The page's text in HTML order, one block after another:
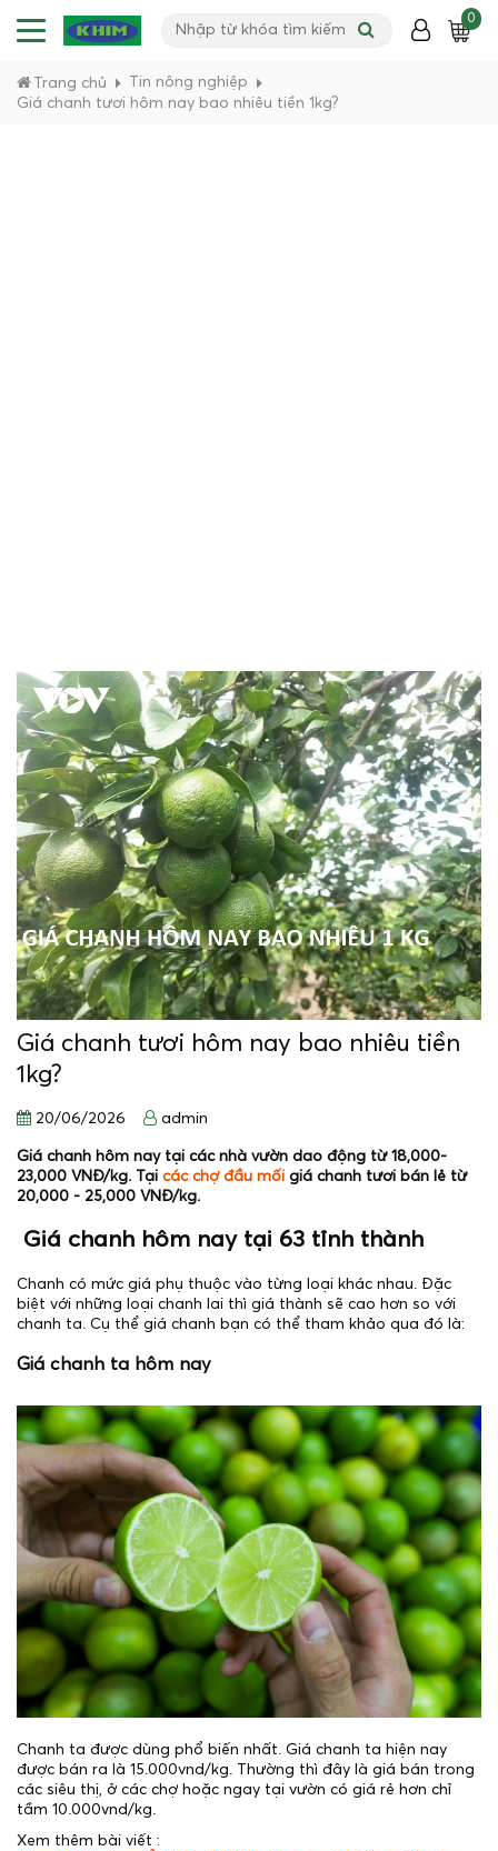
0
Trang chủ
Tin nông nghiệp
Giá chanh tươi hôm nay bao nhiêu tiền 1kg?
Giá chanh tươi hôm nay bao nhiêu tiền
1kg?
20/06/2026 admin
Giá chanh hôm nay tại các nhà vườn dao động từ 18,000-
23,000 VNĐ/kg. Tại các chợ đầu mối giá chanh tươi bán lẻ từ
20,000 - 25,000 VNĐ/kg.
Giá chanh hôm nay tại 63 tỉnh thành
Chanh có mức giá phụ thuộc vào từng loại khác nhau. Đặc
biệt với những loại chanh lai thì giá thành sẽ cao hơn so với
chanh ta. Cụ thể giá chanh bạn có thể tham khảo qua đó là:
Giá chanh ta hôm nay
Chanh ta được dùng phổ biến nhất. Giá chanh ta hiện nay
được bán ra là 15.000vnd/kg. Thường thì đây là giá bán trong
các siêu thị, ở các chợ hoặc ngay tại vườn có giá rẻ hơn chỉ
tầm 10.000vnd/kg.
Xem thêm bài viết :